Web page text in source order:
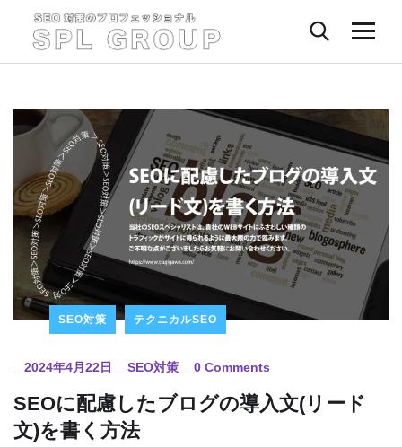
SEO対策 テクニカルSEO
2024年4月22日 SEO対策 0 Comments
SEOに配慮したブログの導入文(リード
文)を書く方法